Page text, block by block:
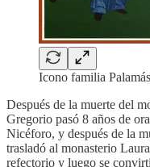
Icono familia Palamás
Después de la muerte del
Gregorio pasó 8 años de
Nicéforo, y después de la
trasladó al monasterio
refectorio y luego se